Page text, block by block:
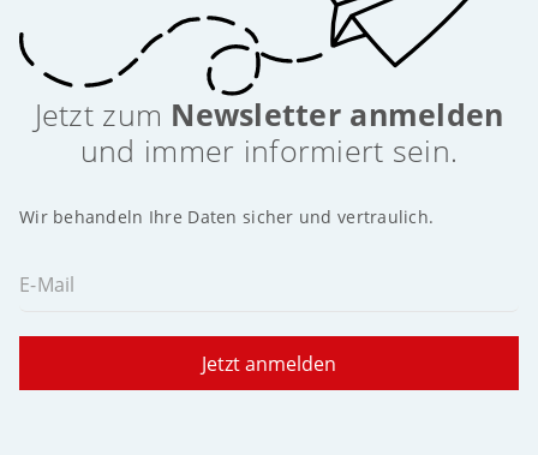
Jetzt zum Newsletter anmelden
und immer informiert sein.
Wir behandeln Ihre Daten sicher und vertraulich.
E-Mail
Jetzt anmelden